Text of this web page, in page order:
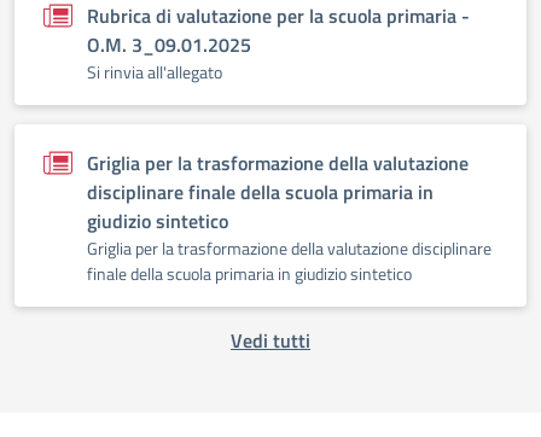
Rubrica di valutazione per la scuola primaria -
O.M. 3_09.01.2025
Si rinvia all'allegato
Griglia per la trasformazione della valutazione
disciplinare finale della scuola primaria in
giudizio sintetico
Griglia per la trasformazione della valutazione disciplinare
finale della scuola primaria in giudizio sintetico
Vedi tutti